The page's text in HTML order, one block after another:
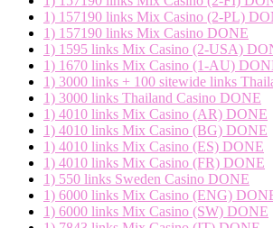
1) 157190 links Mix Casino (2-PL)
1) 157190 links Mix Casino DONE
1) 1595 links Mix Casino (2-USA)
1) 1670 links Mix Casino (1-AU)
1) 3000 links + 100 sitewide links
1) 3000 links Thailand Casino DONE
1) 4010 links Mix Casino (AR) DONE
1) 4010 links Mix Casino (BG) DONE
1) 4010 links Mix Casino (ES) DONE
1) 4010 links Mix Casino (FR) DONE
1) 550 links Sweden Casino DONE
1) 6000 links Mix Casino (ENG)
1) 6000 links Mix Casino (SW) DONE